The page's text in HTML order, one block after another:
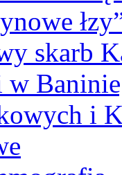
skarb
w
i